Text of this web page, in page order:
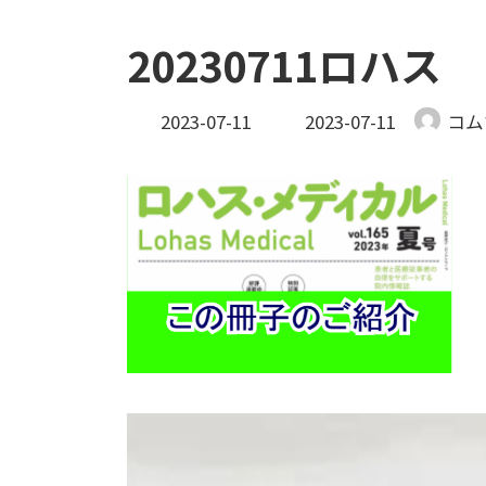
20230711ロハス
2023-07-11
最
新
日
時
2023-07-11 コ